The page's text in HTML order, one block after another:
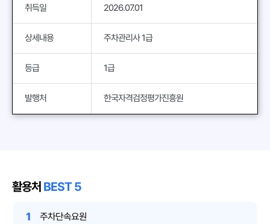
취득일 2026.07.01
상세내용 주차관리사 1급
등급 1급
발행처 한국자격검정평가진흥원
활용처 BEST 5
1 주차단속요원